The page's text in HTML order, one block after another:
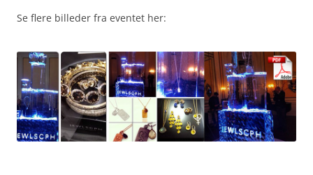
Se flere billeder fra eventet her: